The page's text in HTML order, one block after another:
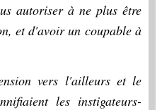
autoriser à ne plus être
et d'avoir un coupable à
vers l'ailleurs et le
les instigateurs-